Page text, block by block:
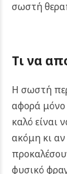
σωστή
Τι να
Η σωστή
αφορά μόνο
καλό είναι
ακόμη κι
φυσικό